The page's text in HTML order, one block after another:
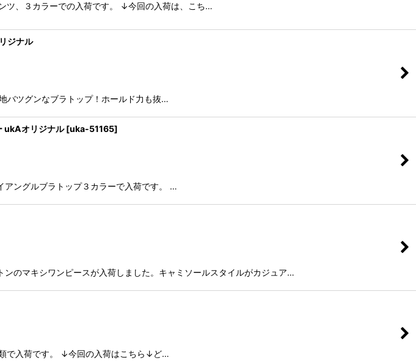
ツ、３カラーでの入荷です。 ↓今回の入荷は、こち…
ジナル
バツグンなブラトップ！ホールド力も抜…
ukAオリジナル [uka-51165]
ングルブラトップ３カラーで入荷です。 …
のマキシワンピースが入荷しました。キャミソールスタイルがカジュア…
で入荷です。 ↓今回の入荷はこちら↓ど…